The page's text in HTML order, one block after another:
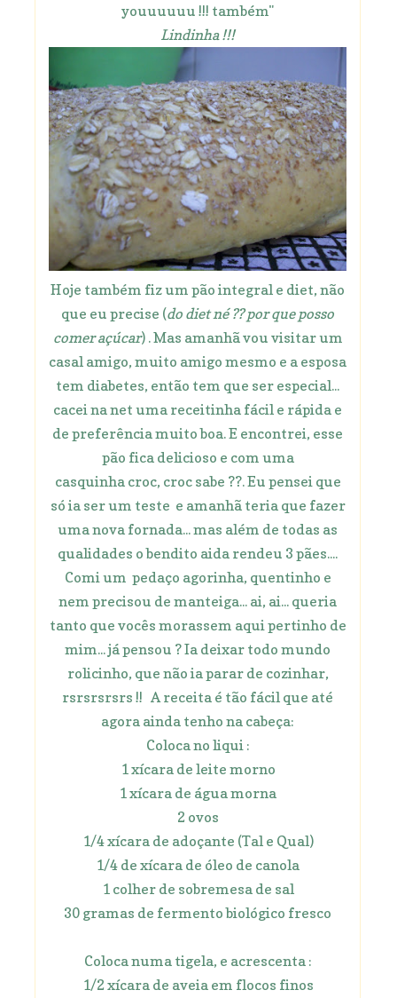
youuuuuu !!! também"
Lindinha !!!
Hoje também fiz um pão integral e diet, não
que eu precise (do diet né ?? por que posso
comer açúcar) . Mas amanhã vou visitar um
casal amigo, muito amigo mesmo e a esposa
tem diabetes, então tem que ser especial...
cacei na net uma receitinha fácil e rápida e
de preferência muito boa. E encontrei, esse
pão fica delicioso e com uma
casquinha croc, croc sabe ??. Eu pensei que
só ia ser um teste e amanhã teria que fazer
uma nova fornada... mas além de todas as
qualidades o bendito aida rendeu 3 pães....
Comi um pedaço agorinha, quentinho e
nem precisou de manteiga... ai, ai... queria
tanto que vocês morassem aqui pertinho de
mim... já pensou ? Ia deixar todo mundo
rolicinho, que não ia parar de cozinhar,
rsrsrsrsrs !! A receita é tão fácil que até
agora ainda tenho na cabeça:
Coloca no liqui :
1 xícara de leite morno
1 xícara de água morna
2 ovos
1/4 xícara de adoçante (Tal e Qual)
1/4 de xícara de óleo de canola
1 colher de sobremesa de sal
30 gramas de fermento biológico fresco
Coloca numa tigela, e acrescenta :
1/2 xícara de aveia em flocos finos